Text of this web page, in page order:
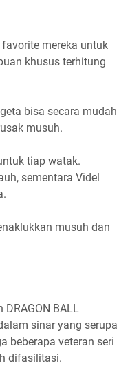
mereka untuk
khusus terhitung
bisa secara mudah
musuh.
tiap watak.
sementara Videl
musuh dan
BALL
sinar yang serupa
beberapa veteran seri
difasilitasi.